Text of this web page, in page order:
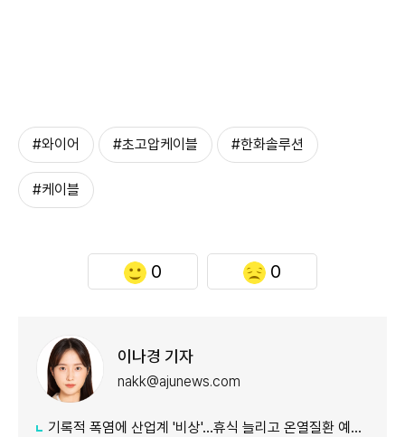
#와이어 #초고압케이블 #한화솔루션
#케이블
0 0
이나경 기자
nakk@ajunews.com
기록적 폭염에 산업계 '비상'…휴식 늘리고 온열질환 예방 총력